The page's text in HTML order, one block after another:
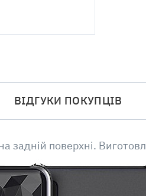
задній поверхні.
ВІДГУКИ ПОКУПЦІВ